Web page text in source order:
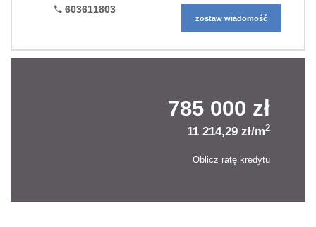
603611803
zostaw wiadomość
785 000 zł
11 214,29 zł/m2
Oblicz ratę kredytu